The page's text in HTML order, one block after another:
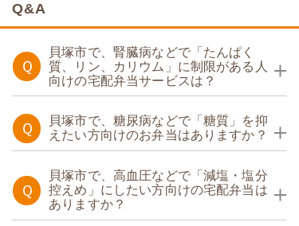
Q&A
Ｑ
貝塚市で、腎臓病などで「たんぱく
質、リン、カリウム」に制限がある人
向けの宅配弁当サービスは？
たんぱく調整食
Ｑ
貝塚市で、糖尿病などで「糖質」を抑
えたい方向けのお弁当はありますか？
Ｑ
貝塚市で、高血圧などで「減塩・塩分
控えめ」にしたい方向けの宅配弁当は
ありますか？